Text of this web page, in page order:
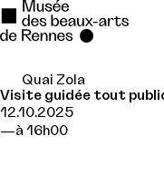
Se rendre au
Contenu principal
Quai Zola
Visite guidée tout
12.10.2025
à 16h00